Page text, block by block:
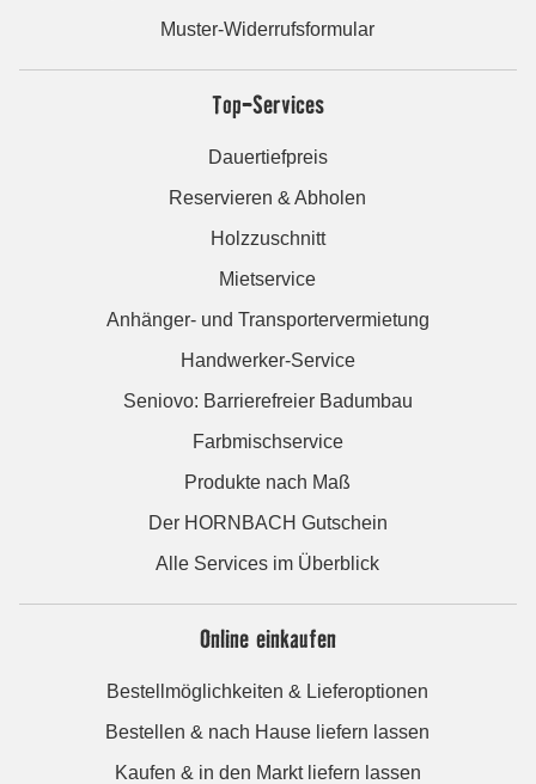
Muster-Widerrufsformular
Top-Services
Dauertiefpreis
Reservieren & Abholen
Holzzuschnitt
Mietservice
Anhänger- und Transportervermietung
Handwerker-Service
Seniovo: Barrierefreier Badumbau
Farbmischservice
Produkte nach Maß
Der HORNBACH Gutschein
Alle Services im Überblick
Online einkaufen
Bestellmöglichkeiten & Lieferoptionen
Bestellen & nach Hause liefern lassen
Kaufen & in den Markt liefern lassen